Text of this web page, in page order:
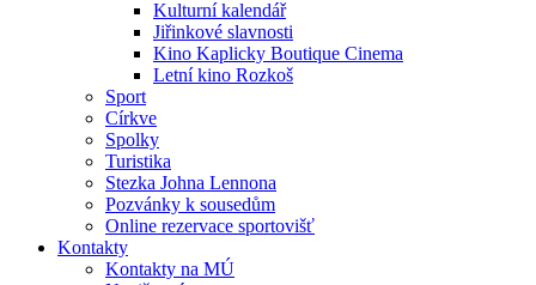
Kulturní kalendář
Jiřinkové slavnosti
Kino Kaplicky Boutique Cinema
Letní kino Rozkoš
Sport
Církve
Spolky
Turistika
Stezka Johna Lennona
Pozvánky k sousedům
Online rezervace sportovišť
Kontakty
Kontakty na MÚ